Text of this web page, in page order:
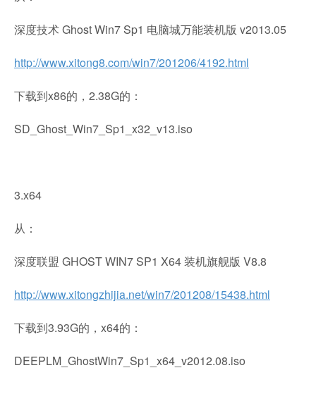
深度技术 Ghost Win7 Sp1 电脑城万能装机版 v2013.05
http://www.xitong8.com/win7/201206/4192.html
下载到x86的，2.38G的：
SD_Ghost_Win7_Sp1_x32_v13.iso
3.x64
从：
深度联盟 GHOST WIN7 SP1 X64 装机旗舰版 V8.8
http://www.xitongzhijia.net/win7/201208/15438.html
下载到3.93G的，x64的：
DEEPLM_GhostWin7_Sp1_x64_v2012.08.iso